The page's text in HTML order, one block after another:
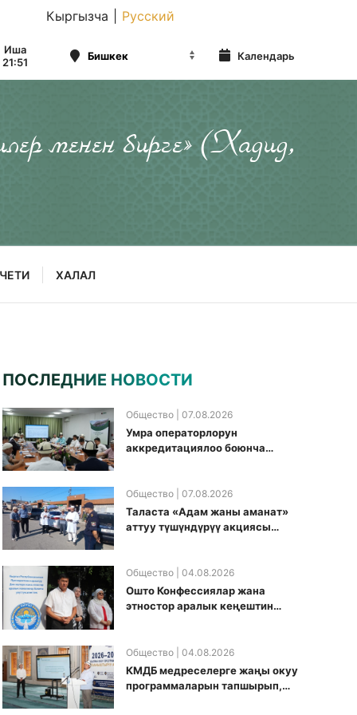
Кыргызча Русский
Иша
21:51
Календарь
менен бирге» (Хадид,
ХАЛАЛ
ПОСЛЕДНИЕ НОВОСТИ
Общество| 07.08.2026
Умра операторлорун
аккредитациялоо боюнча
Общество| 07.08.2026
Таласта «Адам жаны аманат»
аттуу түшүндүрүү акциясы
Общество| 04.08.2026
Ошто Конфессиялар жана
этностор аралык кеңештин
Общество| 04.08.2026
КМДБ медреселерге жаңы окуу
программаларын тапшырып,